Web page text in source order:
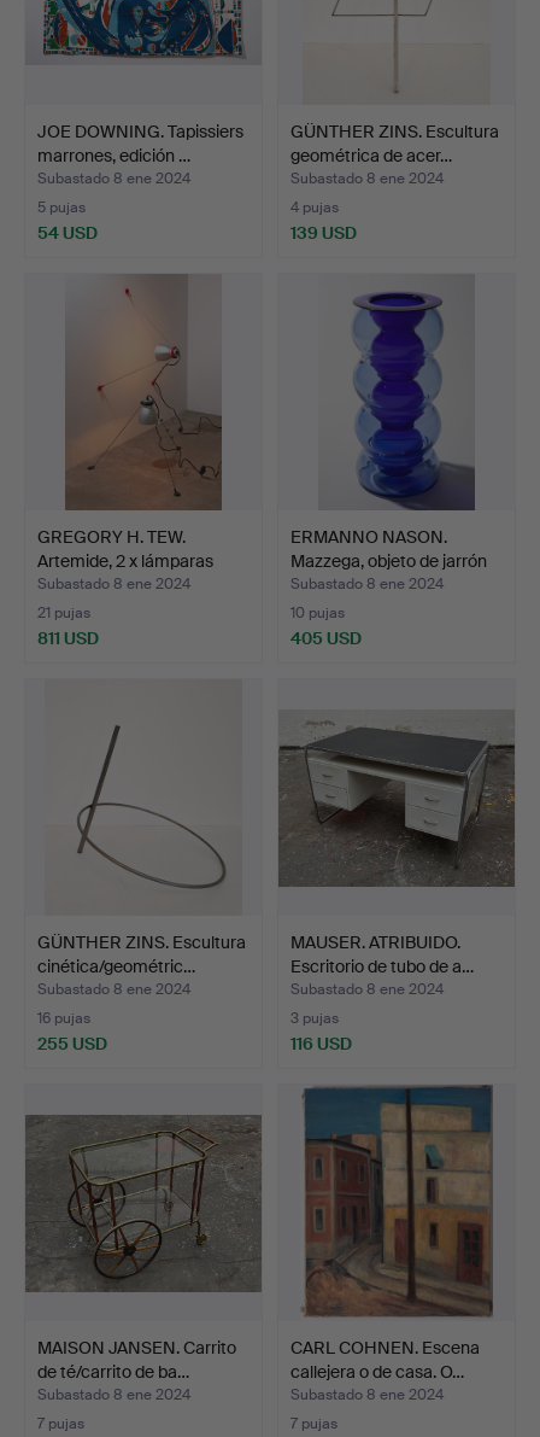
JOE DOWNING. Tapissiers
marrones, edición …
Subastado 8 ene 2024
5 pujas
54 USD
GÜNTHER ZINS. Escultura
geométrica de acer…
Subastado 8 ene 2024
4 pujas
139 USD
GREGORY H. TEW.
Artemide, 2 x lámparas
mul…
Subastado 8 ene 2024
21 pujas
811 USD
ERMANNO NASON.
Mazzega, objeto de jarrón
(…
Subastado 8 ene 2024
10 pujas
405 USD
GÜNTHER ZINS. Escultura
cinética/geométric…
Subastado 8 ene 2024
16 pujas
255 USD
MAUSER. ATRIBUIDO.
Escritorio de tubo de a…
Subastado 8 ene 2024
3 pujas
116 USD
MAISON JANSEN. Carrito
de té/carrito de ba…
Subastado 8 ene 2024
7 pujas
CARL COHNEN. Escena
callejera o de casa. O…
Subastado 8 ene 2024
7 pujas